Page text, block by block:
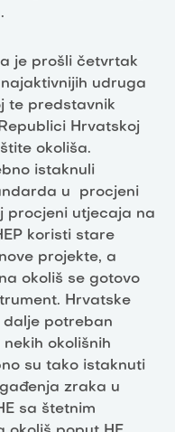
je prošli četvrtak
udruga
te predstavnik
Hrvatskoj
okoliša.
istaknuli
u procjeni
procjeni utjecaja na
koristi stare
projekte, a
okoliš se gotovo
Hrvatske
dalje potreban
okolišnih
su tako istaknuti
zraka u
sa štetnim